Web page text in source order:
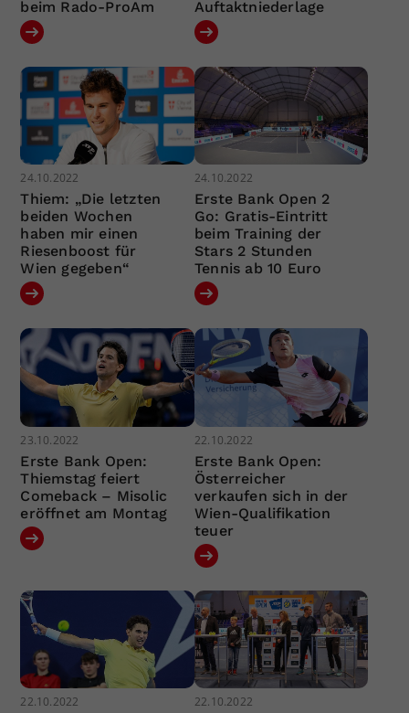
beim Rado-ProAm
Auftaktniederlage
24.10.2022
Thiem: „Die letzten
beiden Wochen
haben mir einen
Riesenboost für
Wien gegeben“
24.10.2022
Erste Bank Open 2
Go: Gratis-Eintritt
beim Training der
Stars 2 Stunden
Tennis ab 10 Euro
23.10.2022
Erste Bank Open:
Thiemstag feiert
Comeback – Misolic
eröffnet am Montag
22.10.2022
Erste Bank Open:
Österreicher
verkaufen sich in der
Wien-Qualifikation
teuer
22.10.2022 22.10.2022